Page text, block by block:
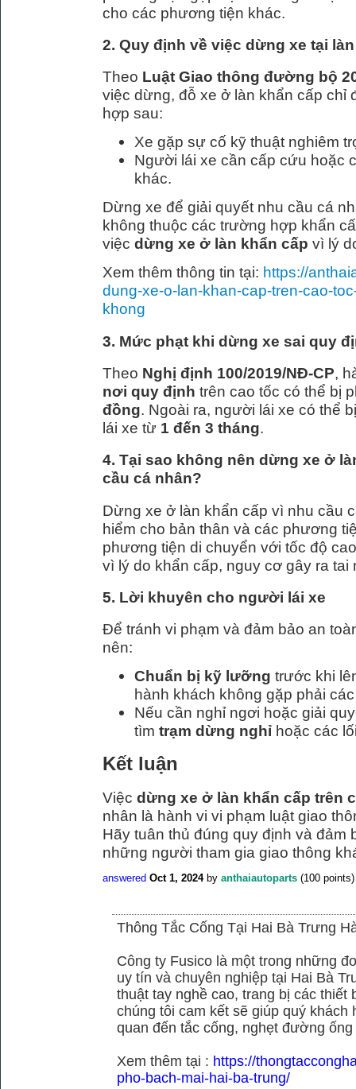
cho các phương tiện khác.
2. Quy định về việc dừng xe tại
Theo Luật Giao thông đường bộ
việc dừng, đỗ xe ở làn khẩn cấp
hợp sau:
Xe gặp sự cố kỹ thuật nghiêm
Người lái xe cần cấp cứu hoặc
khác.
Dừng xe để giải quyết nhu cầu cá
không thuộc các trường hợp khẩn
việc dừng xe ở làn khẩn cấp vì lý
Xem thêm thông tin tại: https://
dung-xe-o-lan-khan-cap-tren-cao-
khong
3. Mức phạt khi dừng xe sai quy
Theo Nghị định 100/2019/NĐ-CP,
nơi quy định trên cao tốc có thể bị
đồng. Ngoài ra, người lái xe có thể
lái xe từ 1 đến 3 tháng.
4. Tại sao không nên dừng xe ở
cầu cá nhân?
Dừng xe ở làn khẩn cấp vì nhu cầu
hiểm cho bản thân và các phương
phương tiện di chuyển với tốc độ
vì lý do khẩn cấp, nguy cơ gây ra tai
5. Lời khuyên cho người lái xe
Để tránh vi phạm và đảm bảo an
nên:
Chuẩn bị kỹ lưỡng trước khi
hành khách không gặp phải
Nếu cần nghỉ ngơi hoặc giải
tìm trạm dừng nghỉ hoặc các
Kết luận
Việc dừng xe ở làn khẩn cấp trên
nhân là hành vi vi phạm luật giao
Hãy tuân thủ đúng quy định và
những người tham gia giao thông
answered Oct 1, 2024 by anthaiautoparts (100 points)
Thông Tắc Cống Tại Hai Bà Trưng
Công ty Fusico là một trong những
uy tín và chuyên nghiệp tại Hai Bà
thuật tay nghề cao, trang bị các thiết
chúng tôi cam kết sẽ giúp quý
quan đến tắc cống, nghẹt đường
Xem thêm tại : https://
pho-bach-mai-hai-ba-trung/